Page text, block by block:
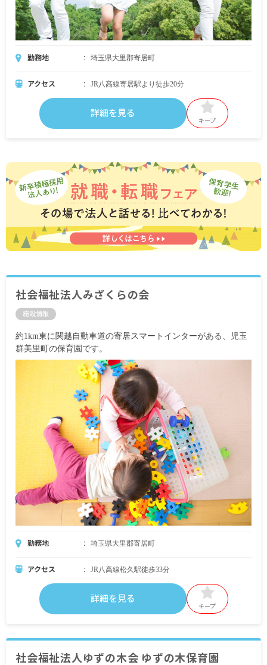
勤務地 埼玉県大里郡寄居町
アクセス JR八高線寄居駅より徒歩20分
詳細を見る
キープ
社会福祉法人みざくらの会
施設情報
約1km東に関越自動車道の寄居スマートインターがある、児玉
群美里町の保育園です。
勤務地 埼玉県大里郡寄居町
アクセス JR八高線松久駅徒歩33分
詳細を見る
キープ
社会福祉法人ゆずの木会 ゆずの木保育園